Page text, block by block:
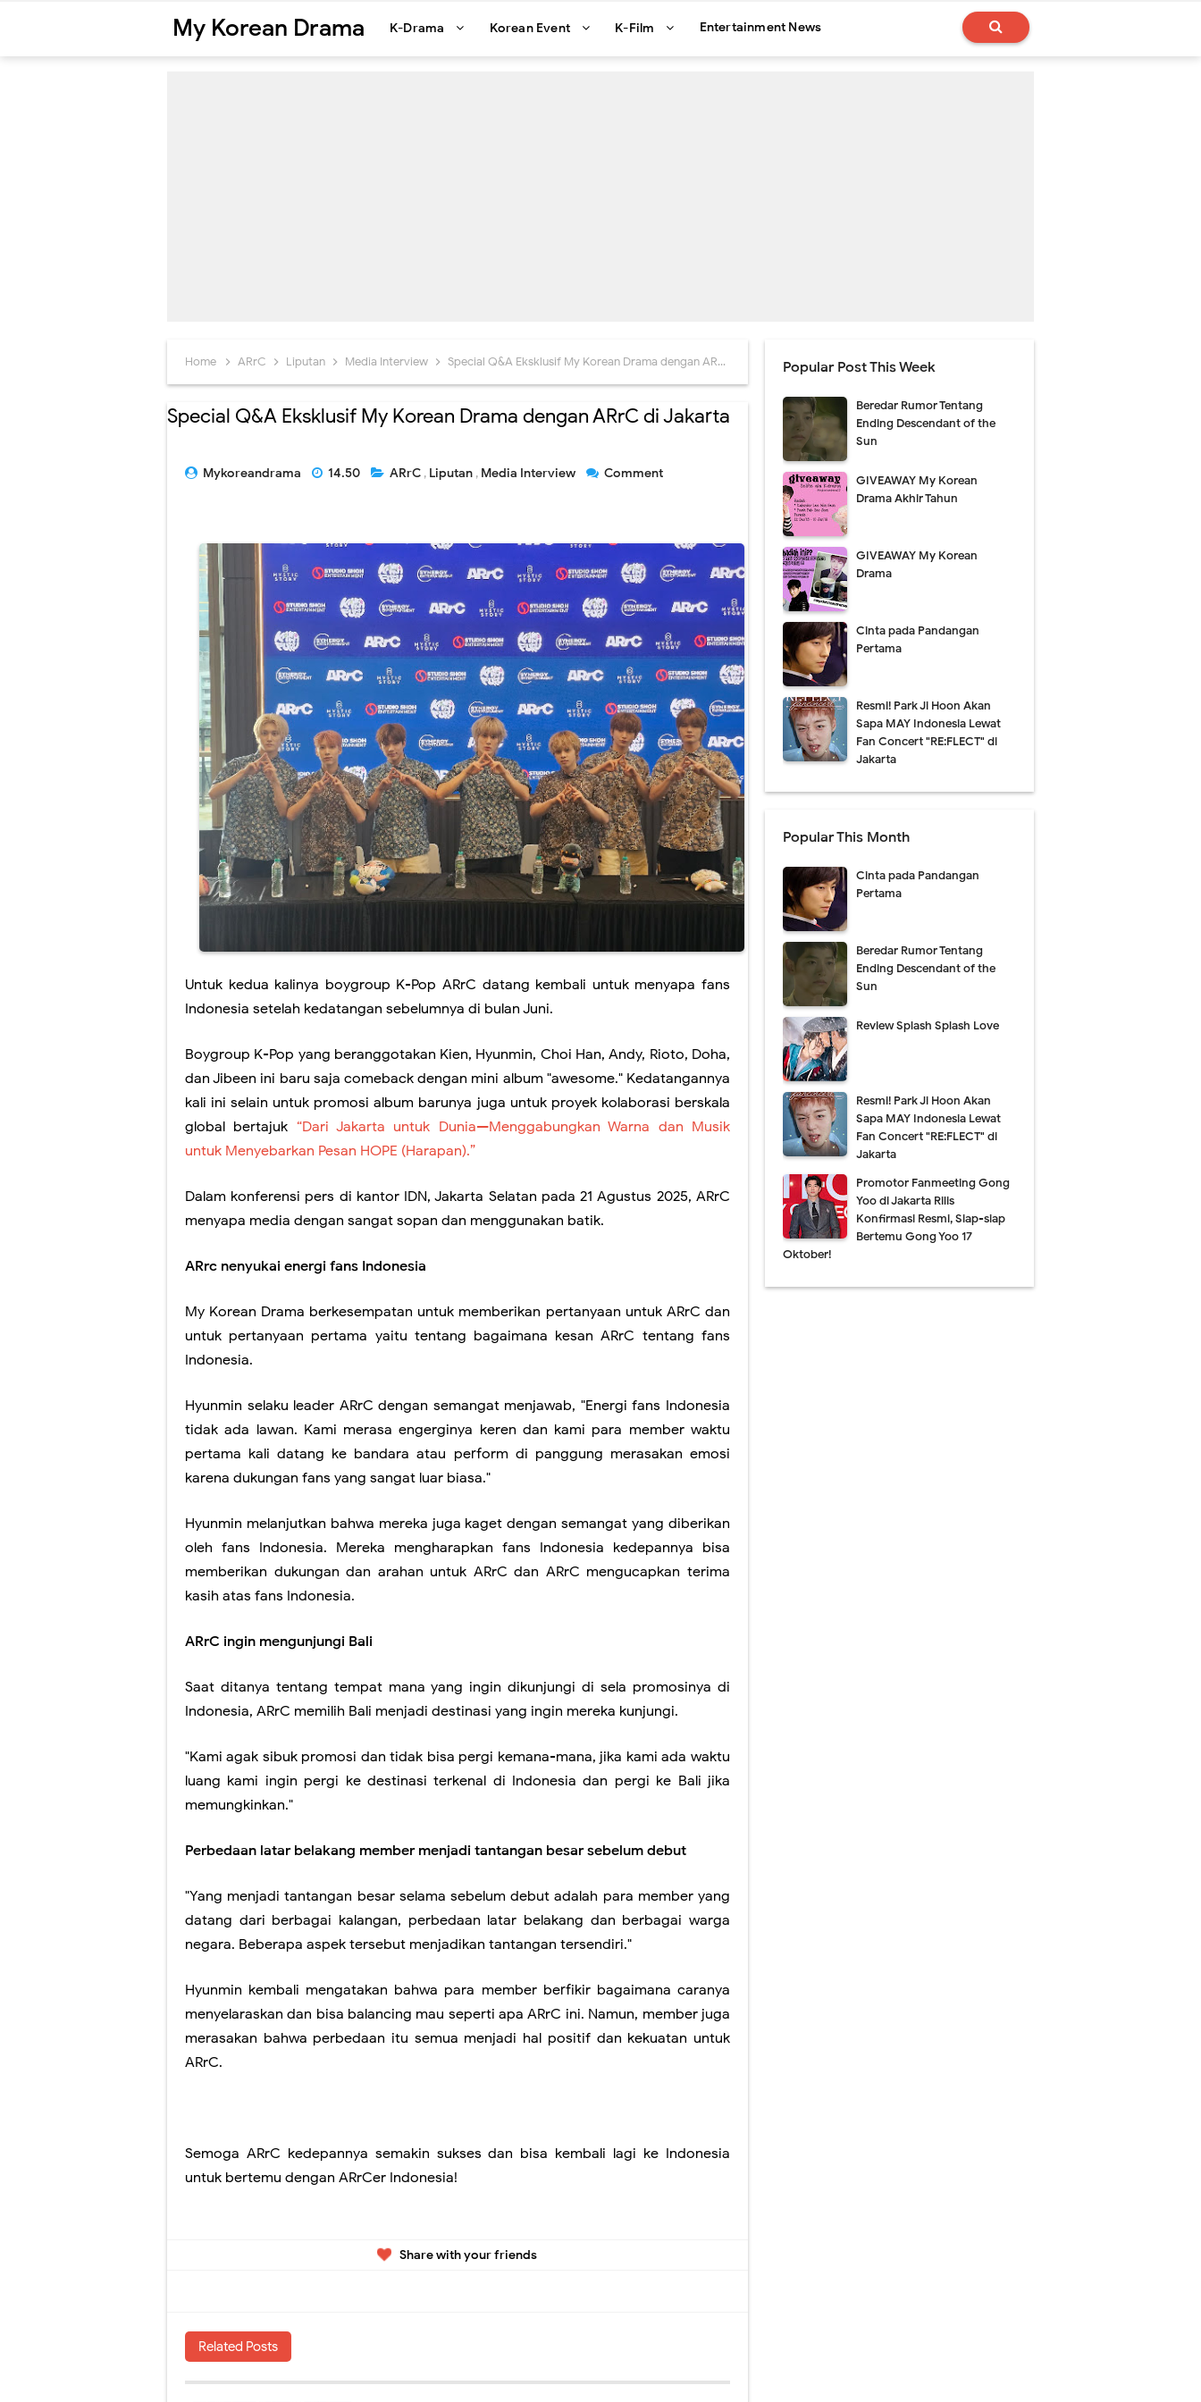
My Korean Drama K-Drama Korean Event K-Film Entertainment News
Home ARrC Liputan Media Interview Special Q&A Eksklusif My Korean Drama dengan ARrC di Jakarta
Special Q&A Eksklusif My Korean Drama dengan ARrC di Jakarta
Mykoreandrama 14.50 ARrC , Liputan , Media Interview Comment
Untuk kedua kalinya boygroup K-Pop ARrC datang kembali untuk menyapa fans
Indonesia setelah kedatangan sebelumnya di bulan Juni.
Boygroup K-Pop yang beranggotakan Kien, Hyunmin, Choi Han, Andy, Rioto, Doha,
dan Jibeen ini baru saja comeback dengan mini album "awesome." Kedatangannya
kali ini selain untuk promosi album barunya juga untuk proyek kolaborasi berskala
global bertajuk “Dari Jakarta untuk Dunia—Menggabungkan Warna dan Musik
untuk Menyebarkan Pesan HOPE (Harapan).”
Dalam konferensi pers di kantor IDN, Jakarta Selatan pada 21 Agustus 2025, ARrC
menyapa media dengan sangat sopan dan menggunakan batik.
ARrc nenyukai energi fans Indonesia
My Korean Drama berkesempatan untuk memberikan pertanyaan untuk ARrC dan
untuk pertanyaan pertama yaitu tentang bagaimana kesan ARrC tentang fans
Indonesia.
Hyunmin selaku leader ARrC dengan semangat menjawab, "Energi fans Indonesia
tidak ada lawan. Kami merasa engerginya keren dan kami para member waktu
pertama kali datang ke bandara atau perform di panggung merasakan emosi
karena dukungan fans yang sangat luar biasa."
Hyunmin melanjutkan bahwa mereka juga kaget dengan semangat yang diberikan
oleh fans Indonesia. Mereka mengharapkan fans Indonesia kedepannya bisa
memberikan dukungan dan arahan untuk ARrC dan ARrC mengucapkan terima
kasih atas fans Indonesia.
ARrC ingin mengunjungi Bali
Saat ditanya tentang tempat mana yang ingin dikunjungi di sela promosinya di
Indonesia, ARrC memilih Bali menjadi destinasi yang ingin mereka kunjungi.
"Kami agak sibuk promosi dan tidak bisa pergi kemana-mana, jika kami ada waktu
luang kami ingin pergi ke destinasi terkenal di Indonesia dan pergi ke Bali jika
memungkinkan."
Perbedaan latar belakang member menjadi tantangan besar sebelum debut
"Yang menjadi tantangan besar selama sebelum debut adalah para member yang
datang dari berbagai kalangan, perbedaan latar belakang dan berbagai warga
negara. Beberapa aspek tersebut menjadikan tantangan tersendiri."
Hyunmin kembali mengatakan bahwa para member berfikir bagaimana caranya
menyelaraskan dan bisa balancing mau seperti apa ARrC ini. Namun, member juga
merasakan bahwa perbedaan itu semua menjadi hal positif dan kekuatan untuk
ARrC.
Semoga ARrC kedepannya semakin sukses dan bisa kembali lagi ke Indonesia
untuk bertemu dengan ARrCer Indonesia!
Share with your friends
Related Posts
Popular Post This Week
Beredar Rumor Tentang
Ending Descendant of the
Sun
GIVEAWAY My Korean
Drama Akhir Tahun
GIVEAWAY My Korean
Drama
Cinta pada Pandangan
Pertama
Resmi! Park Ji Hoon Akan
Sapa MAY Indonesia Lewat
Fan Concert "RE:FLECT" di
Jakarta
Popular This Month
Cinta pada Pandangan
Pertama
Beredar Rumor Tentang
Ending Descendant of the
Sun
Review Splash Splash Love
Resmi! Park Ji Hoon Akan
Sapa MAY Indonesia Lewat
Fan Concert "RE:FLECT" di
Jakarta
Promotor Fanmeeting Gong
Yoo di Jakarta Rilis
Konfirmasi Resmi, Siap-siap
Bertemu Gong Yoo 17
Oktober!